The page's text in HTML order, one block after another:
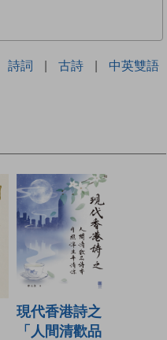
詩詞 | 古詩 | 中英雙語
現代香港詩之
「人間清歡品